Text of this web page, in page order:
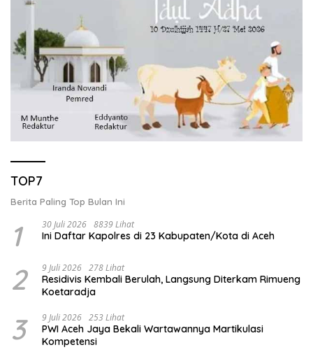
TOP7
Berita Paling Top Bulan Ini
1 30 Juli 2026 8839 Lihat
Ini Daftar Kapolres di 23 Kabupaten/Kota di Aceh
2 9 Juli 2026 278 Lihat
Residivis Kembali Berulah, Langsung Diterkam Rimueng
Koetaradja
3 9 Juli 2026 253 Lihat
PWI Aceh Jaya Bekali Wartawannya Martikulasi
Kompetensi